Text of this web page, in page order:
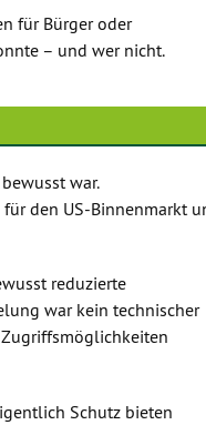
für Bürger oder
– und wer nicht.
war.
den US-Binnenmarkt
reduzierte
war kein technischer
Schutz bieten